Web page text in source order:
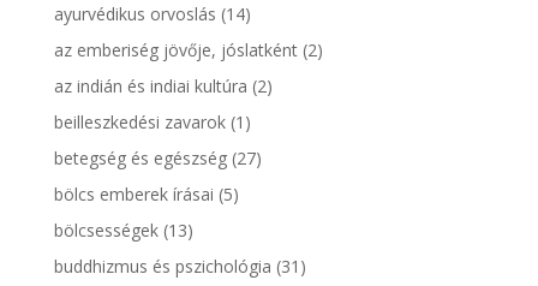
ayurvédikus orvoslás (14)
az emberiség jövője, jóslatként(2)
az indián és indiai kultúra (2)
beilleszkedési zavarok(1)
betegség és egészség(27)
bölcs emberek írásai (5)
bölcsességek(13)
buddhizmus és pszichológia (31)